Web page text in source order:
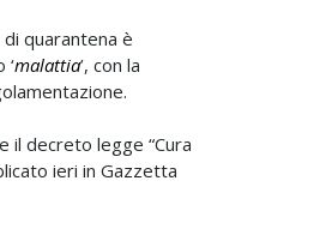
quarantena è
‘malattia’, con la
il decreto legge “Cura
ieri in Gazzetta